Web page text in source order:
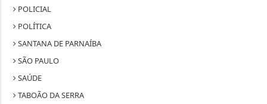
POLICIAL
POLÍTICA
SANTANA DE PARNAÍBA
SÃO PAULO
SAÚDE
TABOÃO DA SERRA